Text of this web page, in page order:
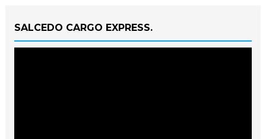
SALCEDO CARGO EXPRESS.